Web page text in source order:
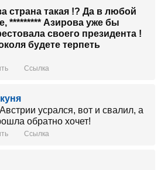
страна такая !? Да в любой
********* Азирова уже бы
своего президента !
будете терпеть
Ссылка
усрался, вот и свалил, а
обратно хочет!
Ссылка